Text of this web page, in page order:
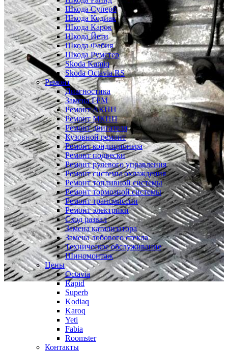
Шкода Суперб
Шкода Кодиак
Шкода Карок
Шкода Йети
Шкода Фабия
Шкода Румстер
Skoda Kamiq
Skoda Octavia RS
Ремонт
Диагностика
Замена ГРМ
Ремонт АКПП
Ремонт МКПП
Ремонт двигателя
Кузовной ремонт
Ремонт кондиционера
Ремонт подвески
Ремонт рулевого управления
Ремонт системы охлаждения
Ремонт топливной системы
Ремонт тормозной системы
Ремонт трансмиссии
Ремонт электрики
Сход развал
Замена катализатора
Замена лобового стекла
Техническое обслуживание
Шиномонтаж
Цены
Octavia
Rapid
Superb
Kodiaq
Karoq
Yeti
Fabia
Roomster
Контакты